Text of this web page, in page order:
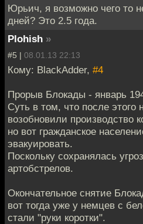
Юрьич, я возможно чего то
дней? Это 2.5 года.
Plohish »
#5 | 08.01.13 22:13
Кому: BlackAdder, #4
Прорыв Блокады - январь
Суть в том, что после этого
возобновили производство
но вот гражданское
эвакуировать.
Поскольку сохранялась
артобстрелов.
Окончательное снятие
вот тогда уже у немцев с
стали "руки коротки".